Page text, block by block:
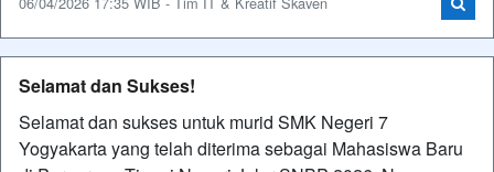
Selamat dan Sukses!
Selamat dan sukses untuk murid SMK Negeri 7
Yogyakarta yang telah diterima sebagai Mahasiswa Baru